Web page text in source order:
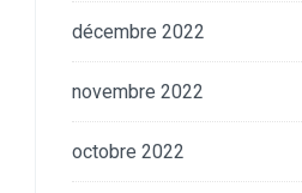
décembre 2022
novembre 2022
octobre 2022